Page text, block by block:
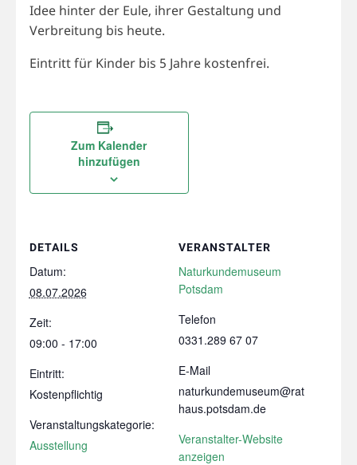
Idee hinter der Eule, ihrer Gestaltung und
Verbreitung bis heute.
Eintritt für Kinder bis 5 Jahre kostenfrei.
Zum Kalender
hinzufügen
DETAILS
Datum:
08.07.2026
Zeit:
09:00 - 17:00
Eintritt:
Kostenpflichtig
Veranstaltungskategorie:
Ausstellung
VERANSTALTER
Naturkundemuseum
Potsdam
Telefon
0331.289 67 07
E-Mail
naturkundemuseum@rat
haus.potsdam.de
Veranstalter-Website
anzeigen